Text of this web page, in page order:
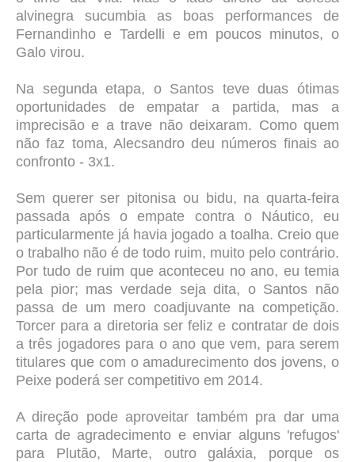
alvinegra sucumbia as boas performances de
Fernandinho e Tardelli e em poucos minutos, o
Galo virou.
Na segunda etapa, o Santos teve duas ótimas
oportunidades de empatar a partida, mas a
imprecisão e a trave não deixaram. Como quem
não faz toma, Alecsandro deu números finais ao
confronto - 3x1.
Sem querer ser pitonisa ou bidu, na quarta-feira
passada após o empate contra o Náutico, eu
particularmente já havia jogado a toalha. Creio que
o trabalho não é de todo ruim, muito pelo contrário.
Por tudo de ruim que aconteceu no ano, eu temia
pela pior; mas verdade seja dita, o Santos não
passa de um mero coadjuvante na competição.
Torcer para a diretoria ser feliz e contratar de dois
a três jogadores para o ano que vem, para serem
titulares que com o amadurecimento dos jovens, o
Peixe poderá ser competitivo em 2014.
A direção pode aproveitar também pra dar uma
carta de agradecimento e enviar alguns 'refugos'
para Plutão, Marte, outro galáxia, porque os